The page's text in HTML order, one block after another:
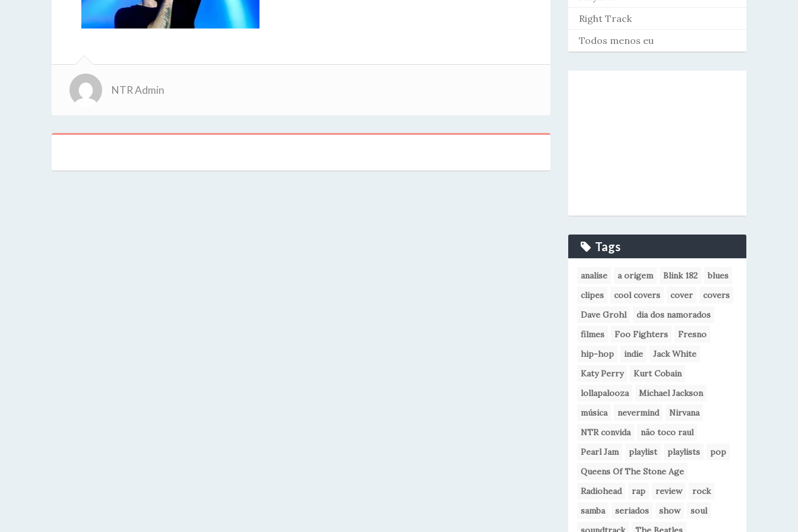
NTR Admin
Right Track
Todos menos eu
Tags
analise a origem Blink 182
blues
clipes
cool covers cover
covers
Dave Grohl
dia dos namorados
filmes
Foo Fighters
Fresno
hip-hop
indie
Jack White
Katy Perry
Kurt Cobain
lollapalooza
Michael Jackson
música
nevermind
Nirvana
NTR convida
não toco raul
Pearl Jam
playlist playlists
pop
Queens Of The Stone Age
Radiohead
rap review
rock
samba
seriados show
soul